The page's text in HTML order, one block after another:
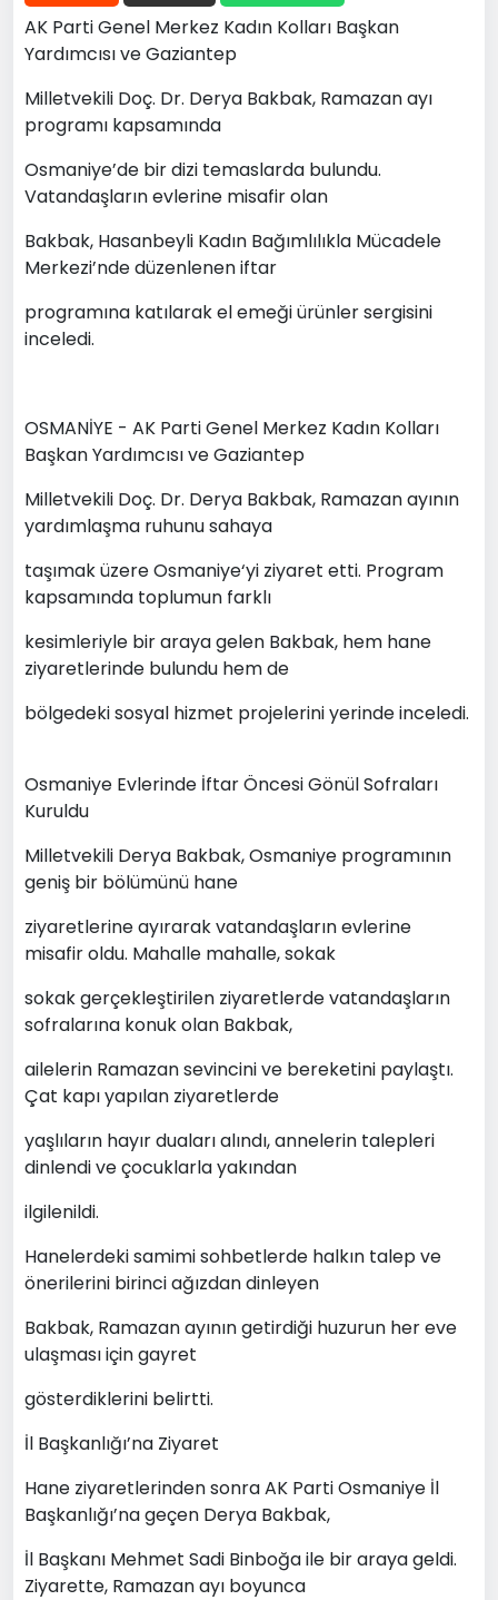
AK Parti Genel Merkez Kadın Kolları Başkan
Yardımcısı ve Gaziantep
Milletvekili Doç. Dr. Derya Bakbak, Ramazan ayı
programı kapsamında
Osmaniye’de bir dizi temaslarda bulundu.
Vatandaşların evlerine misafir olan
Bakbak, Hasanbeyli Kadın Bağımlılıkla Mücadele
Merkezi’nde düzenlenen iftar
programına katılarak el emeği ürünler sergisini
inceledi.
OSMANİYE - AK Parti Genel Merkez Kadın Kolları
Başkan Yardımcısı ve Gaziantep
Milletvekili Doç. Dr. Derya Bakbak, Ramazan ayının
yardımlaşma ruhunu sahaya
taşımak üzere Osmaniye‘yi ziyaret etti. Program
kapsamında toplumun farklı
kesimleriyle bir araya gelen Bakbak, hem hane
ziyaretlerinde bulundu hem de
bölgedeki sosyal hizmet projelerini yerinde inceledi.
Osmaniye Evlerinde İftar Öncesi Gönül Sofraları
Kuruldu
Milletvekili Derya Bakbak, Osmaniye programının
geniş bir bölümünü hane
ziyaretlerine ayırarak vatandaşların evlerine
misafir oldu. Mahalle mahalle, sokak
sokak gerçekleştirilen ziyaretlerde vatandaşların
sofralarına konuk olan Bakbak,
ailelerin Ramazan sevincini ve bereketini paylaştı.
Çat kapı yapılan ziyaretlerde
yaşlıların hayır duaları alındı, annelerin talepleri
dinlendi ve çocuklarla yakından
ilgilenildi.
Hanelerdeki samimi sohbetlerde halkın talep ve
önerilerini birinci ağızdan dinleyen
Bakbak, Ramazan ayının getirdiği huzurun her eve
ulaşması için gayret
gösterdiklerini belirtti.
İl Başkanlığı’na Ziyaret
Hane ziyaretlerinden sonra AK Parti Osmaniye İl
Başkanlığı’na geçen Derya Bakbak,
İl Başkanı Mehmet Sadi Binboğa ile bir araya geldi.
Ziyarette, Ramazan ayı boyunca